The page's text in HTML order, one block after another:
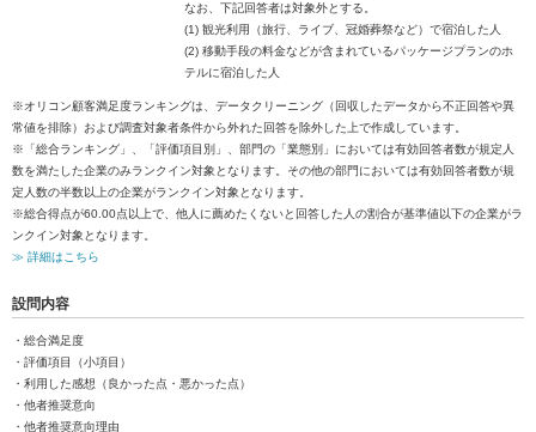
なお、下記回答者は対象外とする。
(1) 観光利用（旅行、ライブ、冠婚葬祭など）で宿泊した人
(2) 移動手段の料金などが含まれているパッケージプランのホ
テルに宿泊した人
※オリコン顧客満足度ランキングは、データクリーニング（回収したデータから不正回答や異
常値を排除）および調査対象者条件から外れた回答を除外した上で作成しています。
※「総合ランキング」、「評価項目別」、部門の「業態別」においては有効回答者数が規定人
数を満たした企業のみランクイン対象となります。その他の部門においては有効回答者数が規
定人数の半数以上の企業がランクイン対象となります。
※総合得点が60.00点以上で、他人に薦めたくないと回答した人の割合が基準値以下の企業がラ
ンクイン対象となります。
≫ 詳細はこちら
設問内容
・総合満足度
・評価項目（小項目）
・利用した感想（良かった点・悪かった点）
・他者推奨意向
・他者推奨意向理由